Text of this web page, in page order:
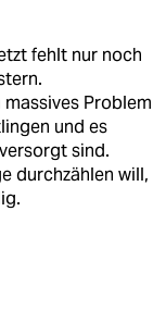
fehlt nur noch
Problem
und es
sind.
durchzählen will,